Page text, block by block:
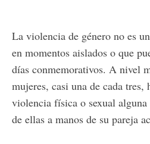
La violencia de género no es
en momentos aislados o que
días conmemorativos. A nivel
mujeres, casi una de cada
violencia física o sexual
de ellas a manos de su pareja